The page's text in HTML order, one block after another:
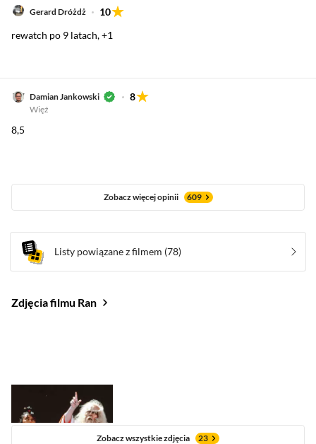
Gerard Dróżdż
10
rewatch po 9 latach, +1
Damian Jankowski 8
Więź
8,5
Zobacz więcej opinii 609
Listy powiązane z filmem (78)
Zdjęcia filmu Ran
Zobacz wszystkie zdjęcia 23